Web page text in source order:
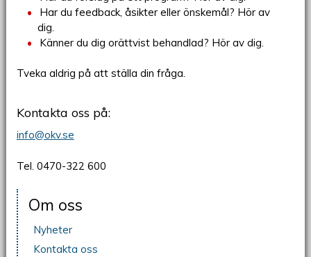
Har du feedback, åsikter eller önskemål? Hör av
dig.
Känner du dig orättvist behandlad? Hör av dig.
Tveka aldrig på att ställa din fråga.
Kontakta oss på:
info@okv.se
Tel. 0470-322 600
Om oss
Nyheter
Kontakta oss